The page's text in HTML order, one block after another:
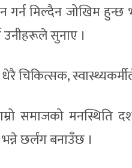
मिल्दैन जोखिम हुन्छ
उनीहरूले सुनाए ।
चिकित्सक,
समाजको मनस्थिति
छर्लंग बनाउँछ ।